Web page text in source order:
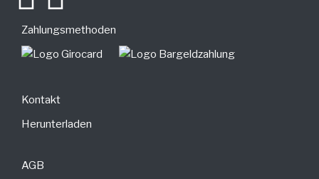
Zahlungsmethoden
Kontakt
Herunterladen
AGB